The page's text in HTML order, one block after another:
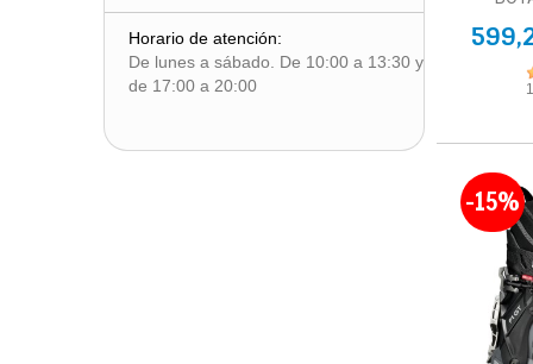
Horario de atención:
De lunes a sábado. De 10:00 a 13:30 y
de 17:00 a 20:00
-15%